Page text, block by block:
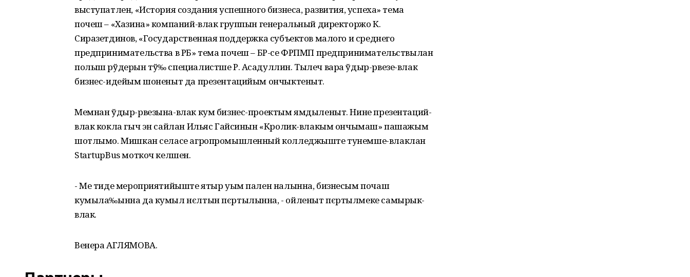
выступатлен, «История создания успешного бизнеса, развития, успеха» тема
почеш – «Хазина» компаний-влак группын генеральный директоржо К.
Сиразетдинов, «Государственная поддержка субъектов малого и среднего
предпринимательства в РБ» тема почеш – БР-се ФРПМП предпринимательствылан
полыш рўдерын тў‰ специалистше Р. Асадуллин. Тылеч вара ўдыр-рвезе-влак
бизнес-идейым шоненыт да презентацийым ончыктеныт.
Мемнан ўдыр-рвезына-влак кум бизнес-проектым ямдыленыт. Нине презентаций-
влак кокла гыч эн сайлан Ильяс Гайсинын «Кролик-влакым ончымаш» пашажым
шотлымо. Мишкан селасе агропромышленный колледжыште тунемше-влаклан
StartupBus моткоч келшен.
- Ме тиде мероприятийыште ятыр уым пален налынна, бизнесым почаш
кумыла‰ынна да кумыл нєлтын пєртылынна, - ойленыт пєртылмеке самырык-
влак.
Венера АГЛЯМОВА.